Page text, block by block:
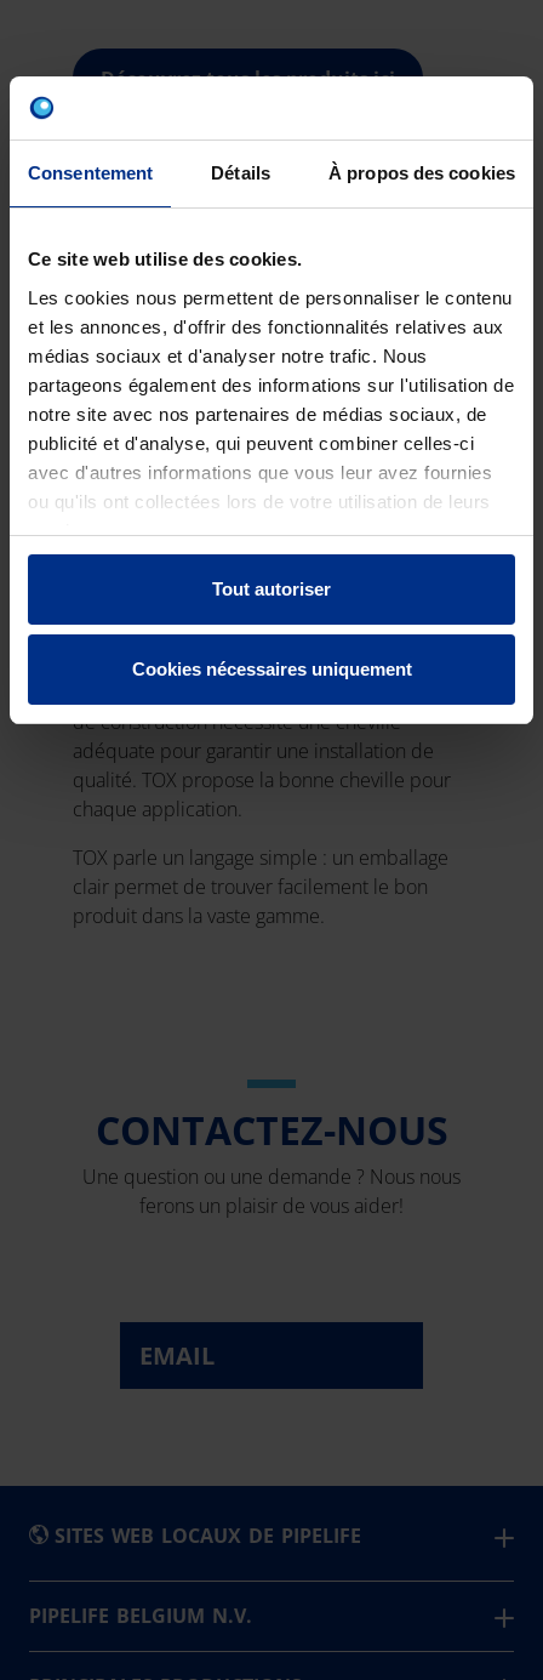
Consentement Détails À propos des cookies
Ce site web utilise des cookies.
Les cookies nous permettent de personnaliser le contenu
et les annonces, d'offrir des fonctionnalités relatives aux
médias sociaux et d'analyser notre trafic. Nous
partageons également des informations sur l'utilisation de
notre site avec nos partenaires de médias sociaux, de
publicité et d'analyse, qui peuvent combiner celles-ci
avec d'autres informations que vous leur avez fournies
ou qu'ils ont collectées lors de votre utilisation de leurs
services.
Tout autoriser
Cookies nécessaires uniquement
Découvrez tous les produits ici
CHEVILLES TOX POUR
CHAQUE APPLICATION
Les évolutions des matériaux de construction
se sont succédé à un rythme rapide ces
de construction nécessite une cheville
adéquate pour garantir une installation de
qualité. TOX propose la bonne cheville pour
chaque application.
TOX parle un langage simple : un emballage
clair permet de trouver facilement le bon
produit dans la vaste gamme.
CONTACTEZ-NOUS
Une question ou une demande ? Nous nous
ferons un plaisir de vous aider!
EMAIL
SITES WEB LOCAUX DE PIPELIFE
België - Nederlands
Belgique - Français
PIPELIFE BELGIUM N.V.
Pipelife est l'un des plus grands fabricants de systèmes